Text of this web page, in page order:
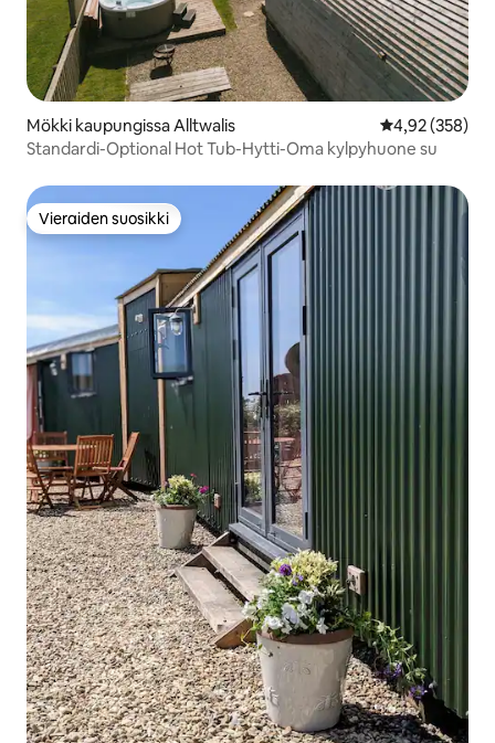
Mökki kaupungissa Alltwalis
4,92 (358)
Standardi-Optional Hot Tub-Hytti-Oma kylpyhuone su
Vieraiden suosikki
Vieraiden suosikki